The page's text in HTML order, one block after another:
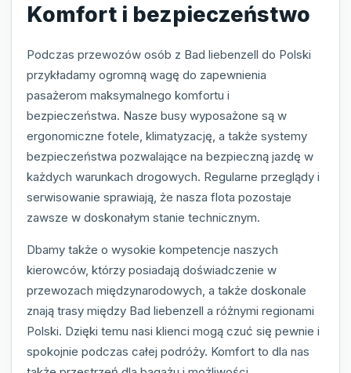
Komfort i bezpieczeństwo
Podczas przewozów osób z Bad liebenzell do Polski
przykładamy ogromną wagę do zapewnienia
pasażerom maksymalnego komfortu i
bezpieczeństwa. Nasze busy wyposażone są w
ergonomiczne fotele, klimatyzację, a także systemy
bezpieczeństwa pozwalające na bezpieczną jazdę w
każdych warunkach drogowych. Regularne przeglądy i
serwisowanie sprawiają, że nasza flota pozostaje
zawsze w doskonałym stanie technicznym.
Dbamy także o wysokie kompetencje naszych
kierowców, którzy posiadają doświadczenie w
przewozach międzynarodowych, a także doskonale
znają trasy między Bad liebenzell a różnymi regionami
Polski. Dzięki temu nasi klienci mogą czuć się pewnie i
spokojnie podczas całej podróży. Komfort to dla nas